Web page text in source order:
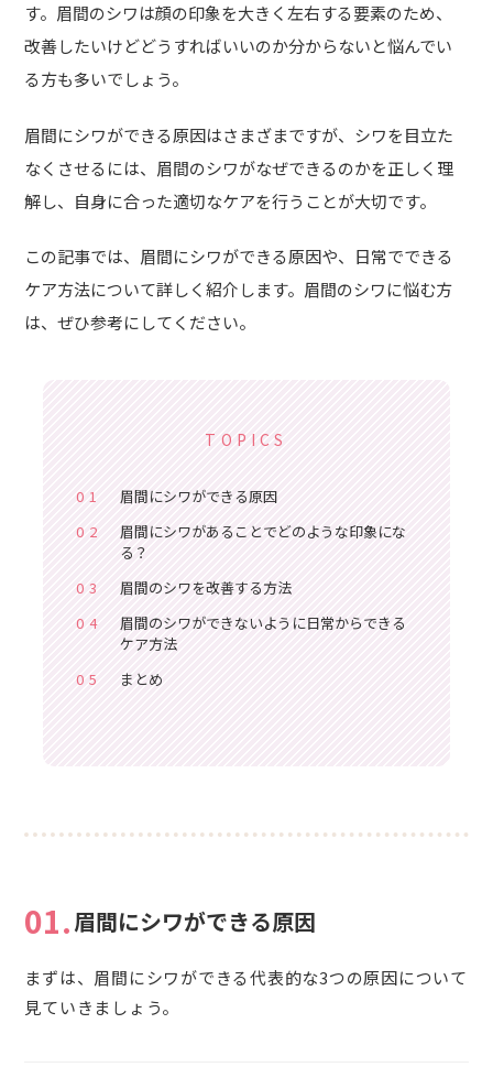
す。眉間のシワは顔の印象を大きく左右する要素のため、
改善したいけどどうすればいいのか分からないと悩んでい
る方も多いでしょう。
眉間にシワができる原因はさまざまですが、シワを目立た
なくさせるには、眉間のシワがなぜできるのかを正しく理
解し、自身に合った適切なケアを行うことが大切です。
この記事では、眉間にシワができる原因や、日常でできる
ケア方法について詳しく紹介します。眉間のシワに悩む方
は、ぜひ参考にしてください。
TOPICS
01
眉間にシワができる原因
02
眉間にシワがあることでどのような印象にな
る？
03
眉間のシワを改善する方法
04
眉間のシワができないように日常からできる
ケア方法
05
まとめ
01.眉間にシワができる原因
まずは、眉間にシワができる代表的な3つの原因について
見ていきましょう。